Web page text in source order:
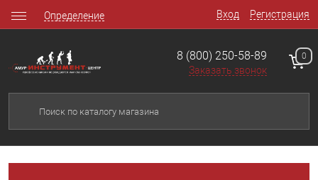
Вход Регистрация
Определение
8 (800) 250-58-89
Заказать звонок
0